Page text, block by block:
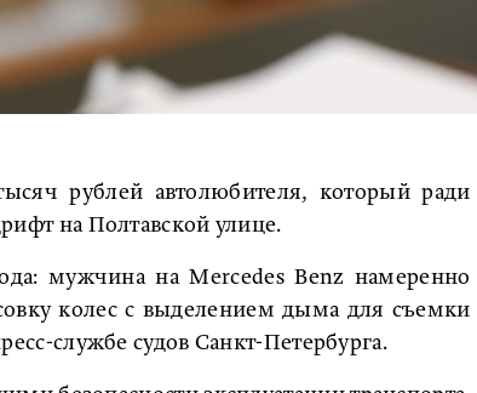
рублей автолюбителя, который ради
на Полтавской улице.
мужчина на Mercedes Benz намеренно
колес с выделением дыма для съемки
службе судов Санкт-Петербурга.